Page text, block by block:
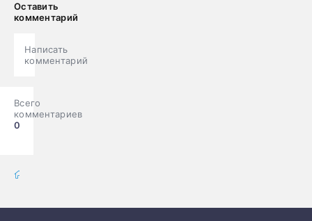
Оставить
комментарий
Написать
комментарий
Всего
комментариев
0